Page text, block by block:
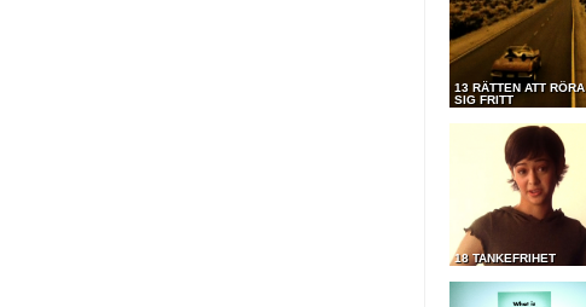
13 RÄTTEN ATT RÖRA
SIG FRITT
18 TANKEFRIHET